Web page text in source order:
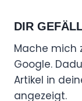
DIR
Mache mich
Google.
Artikel in
angezeigt.